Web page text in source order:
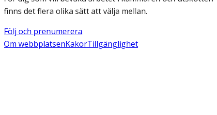
finns det flera olika sätt att välja mellan.
Följ och prenumerera
Om webbplatsenKakorTillgänglighet